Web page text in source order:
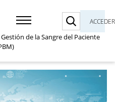
ACCEDER
de la Sangre del Paciente